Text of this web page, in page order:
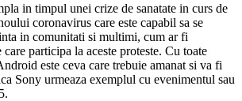
in timpul unei crize de sanatate in curs de
coronavirus care este capabil sa se
in comunitati si multimi, cum ar fi
care participa la aceste proteste. Cu toate
este ceva care trebuie amanat si va fi
Sony urmeaza exemplul cu evenimentul sau